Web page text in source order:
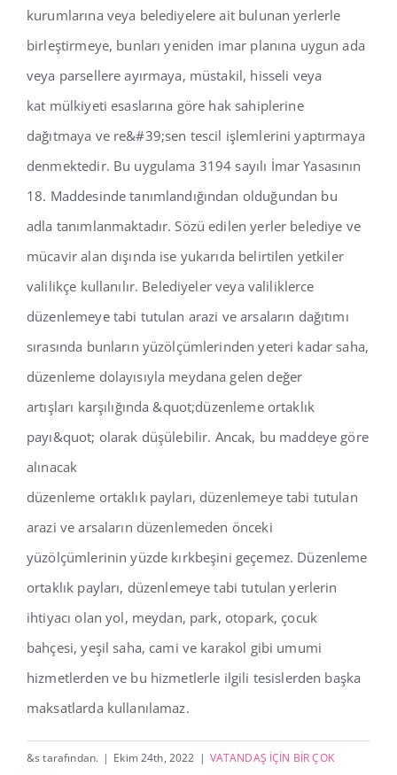
İletişim
kurumlarına veya belediyelere ait bulunan yerlerle
birleştirmeye, bunları yeniden imar planına uygun ada
veya parsellere ayırmaya, müstakil, hisseli veya
kat mülkiyeti esaslarına göre hak sahiplerine
dağıtmaya ve re&#39;sen tescil işlemlerini yaptırmaya
denmektedir. Bu uygulama 3194 sayılı İmar Yasasının
18. Maddesinde tanımlandığından olduğundan bu
adla tanımlanmaktadır. Sözü edilen yerler belediye ve
mücavir alan dışında ise yukarıda belirtilen yetkiler
valilikçe kullanılır. Belediyeler veya valiliklerce
düzenlemeye tabi tutulan arazi ve arsaların dağıtımı
sırasında bunların yüzölçümlerinden yeteri kadar saha,
düzenleme dolayısıyla meydana gelen değer
artışları karşılığında &quot;düzenleme ortaklık
payı&quot; olarak düşülebilir. Ancak, bu maddeye göre
alınacak
düzenleme ortaklık payları, düzenlemeye tabi tutulan
arazi ve arsaların düzenlemeden önceki
yüzölçümlerinin yüzde kırkbeşini geçemez. Düzenleme
ortaklık payları, düzenlemeye tabi tutulan yerlerin
ihtiyacı olan yol, meydan, park, otopark, çocuk
bahçesi, yeşil saha, cami ve karakol gibi umumi
hizmetlerden ve bu hizmetlerle ilgili tesislerden başka
maksatlarda kullanılamaz.
&s tarafından. | Ekim 24th, 2022 | VATANDAŞ İÇİN BİR ÇOK